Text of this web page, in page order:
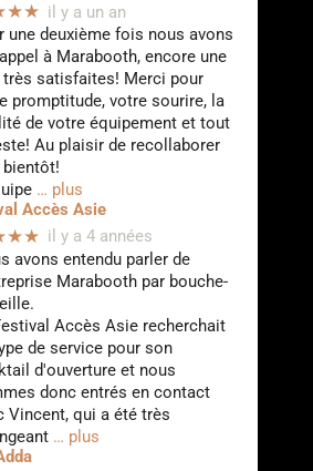
il y a un an
une deuxième fois nous avons
à Marabooth, encore une
satisfaites! Merci pour
promptitude, votre sourire, la
de votre équipement et tout
Au plaisir de recollaborer
… plus
Accès Asie
il y a 4 années
avons entendu parler de
Marabooth par bouche-
Accès Asie recherchait
de service pour son
d'ouverture et nous
donc entrés en contact
Vincent, qui a été très
… plus